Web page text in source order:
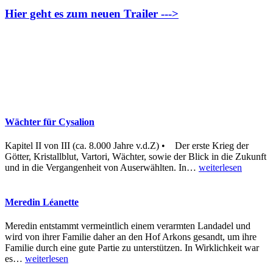
Hier geht es zum neuen Trailer --->
Wächter für Cysalion
Kapitel II von III (ca. 8.000 Jahre v.d.Z) • Der erste Krieg der
Götter, Kristallblut, Vartori, Wächter, sowie der Blick in die Zukunft
und in die Vergangenheit von Auserwählten. In… weiterlesen
Meredin Léanette
Meredin entstammt vermeintlich einem verarmten Landadel und
wird von ihrer Familie daher an den Hof Arkons gesandt, um ihre
Familie durch eine gute Partie zu unterstützen. In Wirklichkeit war
es… weiterlesen